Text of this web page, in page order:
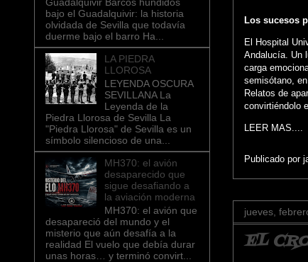
Los sucesos
El Hospital
Andalucía. Un
carga
semisótano,
Relatos de
convirtiéndolo
LEER MAS....
Publicado por
jueves,
EL
bajo el Guadalquivir: la historia
olvidada de Sevilla que todavía
duerme bajo el barro Ha...
LA PIEDRA
LLOROSA
LEYENDA OSCURA
SEVILLANA La
Leyenda de la
Piedra Llorosa de Sevilla La
"Piedra Llorosa" de Sevilla es un
símbolo silencioso de una...
MH370: el avión
desaparecido que
sigue desafiando a
la aviación moderna
MH370: el avión que
desapareció del mundo y el
misterio que aún desafía a la
realidad El vuelo que debía durar
unas horas… y terminó convirt...